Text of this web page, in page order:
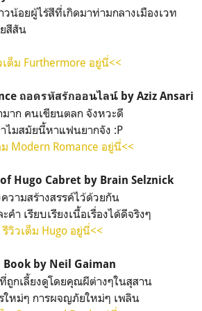
น้อยผู้ไร้สีที่เกิดมาท่ามกลางเมืองเวท
สีสัน
เต็ม Furthermore อยู่นี่<<
ถอดรหัสรักออนไลน์ by Aziz Ansari
าก คนเขียนตลก จังหวะดี
ไมสมัยนี้หาแฟนยากจัง :P
Modern Romance อยู่นี่<<
Hugo Cabret by Brain Selznick
วามสร้างสรรค์ไว้ด้วยกัน
ำ เรียบเรียงเนื้อเรื่องได้ดีจริงๆ
รีวิวเต็ม Hugo อยู่นี่<<
Book by Neil Gaiman
ถูกเลี้ยงดูโดยคุณผีต่างๆในสุสาน
ใหม่ๆ การผจญภัยใหม่ๆ เพลิน